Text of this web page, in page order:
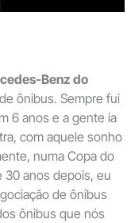
Benz do
ônibus. Sempre fui
6 anos e a gente ia
com aquele sonho
numa Copa do
30 anos depois, eu
de ônibus
ônibus que nós